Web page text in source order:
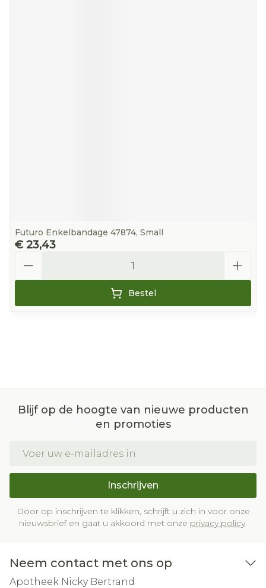
Futuro Enkelbandage 47874, Small
€ 23,43
Bestel
Blijf op de hoogte van nieuwe producten
en promoties
Inschrijven
Door op inschrijven te klikken, schrijft u zich in voor onze
nieuwsbrief en gaat u akkoord met onze privacy policy.
Neem contact met ons op
Apotheek Nicky Bertrand